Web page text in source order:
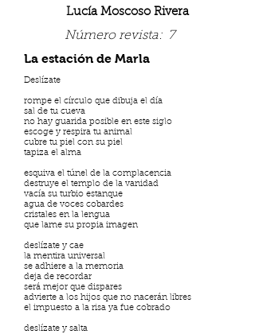
Lucía Moscoso Rivera
Número revista: 7
La estación de Marla
Deslízate
rompe el círculo que dibuja el día
sal de tu cueva
no hay guarida posible en este siglo
escoge y respira tu animal
cubre tu piel con su piel
tapiza el alma
esquiva el túnel de la complacencia
destruye el templo de la vanidad
vacía su turbio estanque
agua de voces cobardes
cristales en la lengua
que lame su propia imagen
deslízate y cae
la mentira universal
se adhiere a la memoria
deja de recordar
será mejor que dispares
advierte a los hijos que no nacerán libres
el impuesto a la risa ya fue cobrado
deslízate y salta